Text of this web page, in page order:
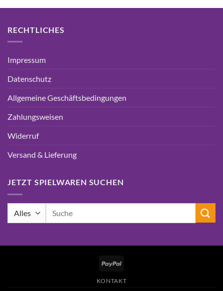
RECHTLICHES
Impressum
Datenschutz
Allgemeine Geschäftsbedingungen
Zahlungsweisen
Widerruf
Versand & Lieferung
JETZT SPIELWAREN SUCHEN
PayPal
KONTAKT